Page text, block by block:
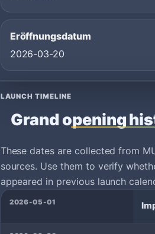
Eröffnungsdatum
2026-03-20
LAUNCH TIMELINE
Grand opening
These dates are collected from
sources. Use them to verify
appeared in previous launch
2026-05-01